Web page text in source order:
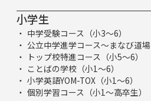
小学生
中学受験コース（小3～6）
公立中学進学コース～まなび道場
トップ校特進コース（小5～6）
ことばの学校（小1～6）
小学英語YOM-TOX（小1～6）
個別学習コース（小1～高卒生）